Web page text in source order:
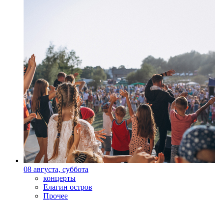
08 августа, суббота
концерты
Елагин остров
Прочее